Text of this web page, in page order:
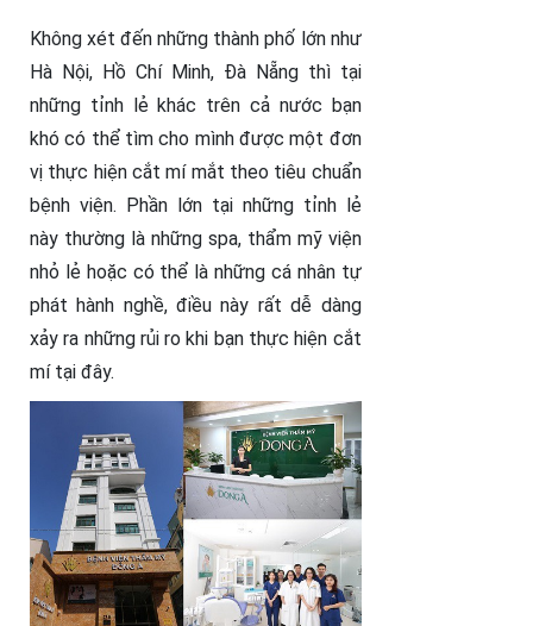
Không xét đến những thành phố lớn như
Hà Nội, Hồ Chí Minh, Đà Nẵng thì tại
những tỉnh lẻ khác trên cả nước bạn
khó có thể tìm cho mình được một đơn
vị thực hiện cắt mí mắt theo tiêu chuẩn
bệnh viện. Phần lớn tại những tỉnh lẻ
này thường là những spa, thẩm mỹ viện
nhỏ lẻ hoặc có thể là những cá nhân tự
phát hành nghề, điều này rất dễ dàng
xảy ra những rủi ro khi bạn thực hiện cắt
mí tại đây.